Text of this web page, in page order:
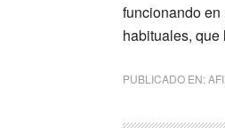
funcionando
habituales,
PUBLICADO EN: